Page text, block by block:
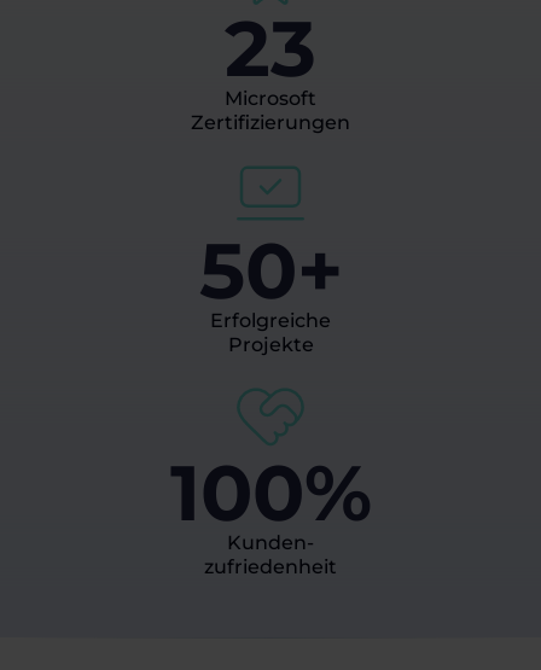
23
Microsoft
Zertifizierungen
50+
Erfolgreiche
Projekte
100%
Kunden-
zufriedenheit